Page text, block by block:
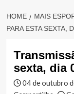
HOME MAIS
PARA ESTA SEXTA,
sexta, dia
04 de outubro